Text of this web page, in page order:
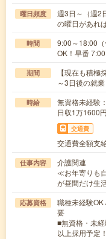
曜日頻度
週3日～（週2
の曜日があれ
時間
9:00～18:00
OK！早番
期間
【現在も積
～3日後の就
時給
無資格未経
日収1万1600
交通費
交通費全額支
仕事内容
介護関連
≪お年寄りも
が昼間だけ生
応募資格
職種未経験OK
要
■無資格・未
以上採用予定